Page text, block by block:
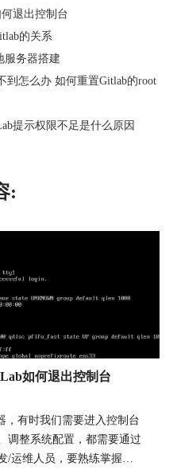
。
仓库
仓库获取最新更新，
，直接将远程仓库的最
实现仓库同步。
仓库
置
，GitLab仓库配置推送
下面我就为大家介绍一
。
退出控制台
的关系
服务器搭建
到怎么办 如何重置Gitlab的root
提示权限不足是什么原因
:
如何退出控制台
，有时我们需要进入控制台
调整系统配置，都需要通过
/运维人员，要熟练掌握